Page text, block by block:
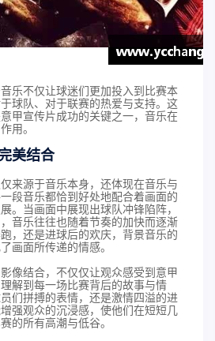
乐不仅让球迷们更加投入到比赛本
球队、对于联赛的热爱与支持。这
甲宣传片成功的关键之一，音乐在
用。
美结合
来源于音乐本身，还体现在音乐与
段音乐都恰到好处地配合着画面的
。当画面中展现出球队冲锋陷阵，
音乐往往也随着节奏的加快而逐渐
，还是进球后的欢庆，背景音乐的
画面所传递的情感。
像结合，不仅仅让观众感受到意甲
解到每一场比赛背后的故事与情
们拼搏的表情，还是激情四溢的进
强观众的沉浸感，使他们在短短几
的所有高潮与低谷。